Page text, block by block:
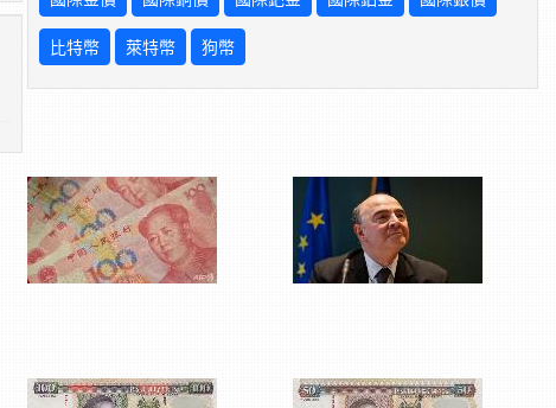
比特幣 萊特幣 狗幣